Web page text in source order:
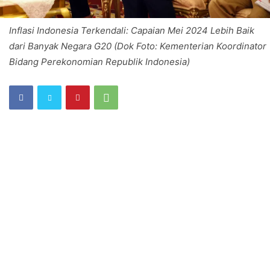
Inflasi Indonesia Terkendali: Capaian Mei 2024 Lebih Baik
dari Banyak Negara G20 (Dok Foto: Kementerian Koordinator
Bidang Perekonomian Republik Indonesia)